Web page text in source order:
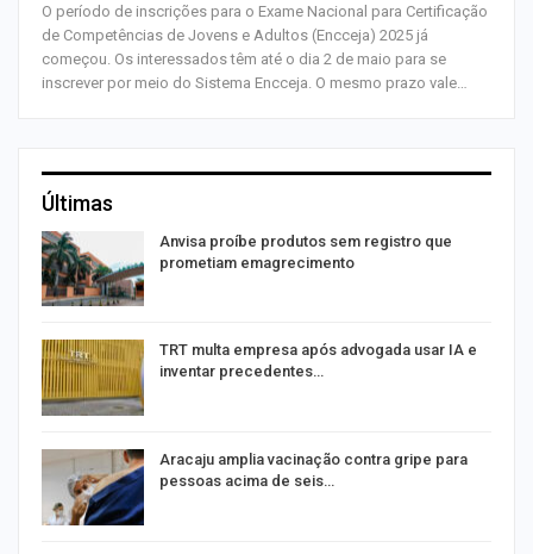
O período de inscrições para o Exame Nacional para Certificação
de Competências de Jovens e Adultos (Encceja) 2025 já
começou. Os interessados têm até o dia 2 de maio para se
inscrever por meio do Sistema Encceja. O mesmo prazo vale…
Últimas
Anvisa proíbe produtos sem registro que
prometiam emagrecimento
TRT multa empresa após advogada usar IA e
inventar precedentes…
Aracaju amplia vacinação contra gripe para
pessoas acima de seis…